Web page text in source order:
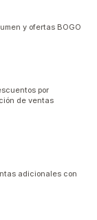
y ofertas BOGO
por
de ventas
adicionales con